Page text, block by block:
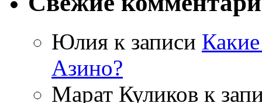
Юлия к записи
Азино?
Марат Куликов к